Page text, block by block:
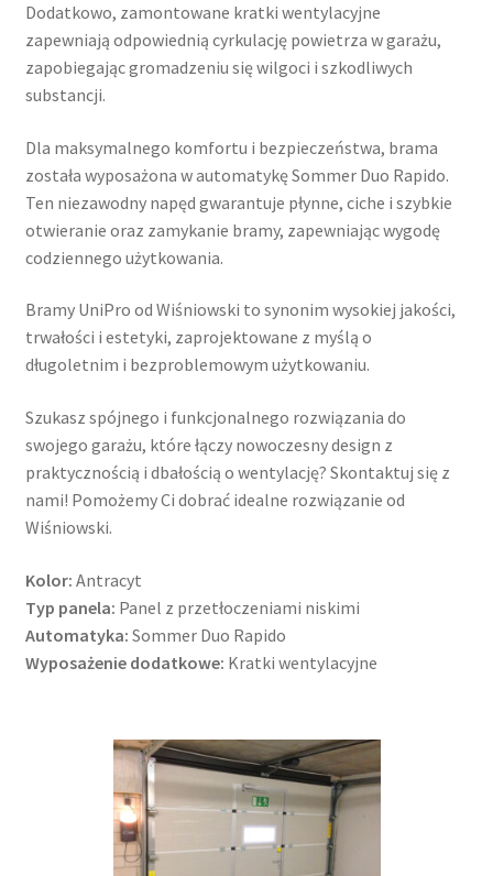
Dodatkowo, zamontowane kratki wentylacyjne
zapewniają odpowiednią cyrkulację powietrza w garażu,
zapobiegając gromadzeniu się wilgoci i szkodliwych
substancji.
Dla maksymalnego komfortu i bezpieczeństwa, brama
została wyposażona w automatykę Sommer Duo Rapido.
Ten niezawodny napęd gwarantuje płynne, ciche i szybkie
otwieranie oraz zamykanie bramy, zapewniając wygodę
codziennego użytkowania.
Bramy UniPro od Wiśniowski to synonim wysokiej jakości,
trwałości i estetyki, zaprojektowane z myślą o
długoletnim i bezproblemowym użytkowaniu.
Szukasz spójnego i funkcjonalnego rozwiązania do
swojego garażu, które łączy nowoczesny design z
praktycznością i dbałością o wentylację? Skontaktuj się z
nami! Pomożemy Ci dobrać idealne rozwiązanie od
Wiśniowski.
Kolor: Antracyt
Typ panela: Panel z przetłoczeniami niskimi
Automatyka: Sommer Duo Rapido
Wyposażenie dodatkowe: Kratki wentylacyjne